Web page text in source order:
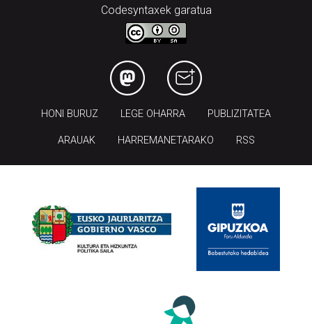
Codesyntaxek garatua
HONI BURUZ LEGE OHARRA PUBLIZITATEA
ARAUAK HARREMANETARAKO RSS